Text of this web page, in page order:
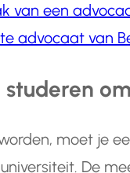
van een
advocaat van
studeren
moet je
De